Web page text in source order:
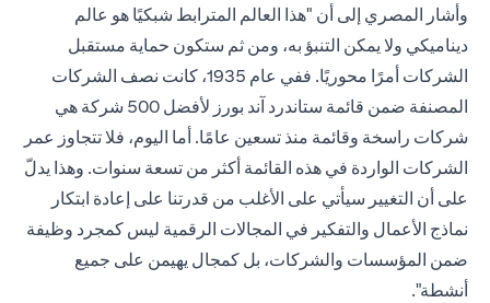
وأشار المصري إلى أن "هذا العالم المترابط شبكيًا هو عالم
ديناميكي ولا يمكن التنبؤ به، ومن ثم ستكون حماية مستقبل
الشركات أمرًا محوريًا. ففي عام 1935، كانت نصف الشركات
المصنفة ضمن قائمة ستاندرد آند بورز لأفضل 500 شركة هي
شركات راسخة وقائمة منذ تسعين عامًا. أما اليوم، فلا تتجاوز عمر
الشركات الواردة في هذه القائمة أكثر من تسعة سنوات. وهذا يدلّ
على أن التغيير سيأتي على الأغلب من قدرتنا على إعادة ابتكار
نماذج الأعمال والتفكير في المجالات الرقمية ليس كمجرد وظيفة
ضمن المؤسسات والشركات، بل كمجال يهيمن على جميع
أنشطة".